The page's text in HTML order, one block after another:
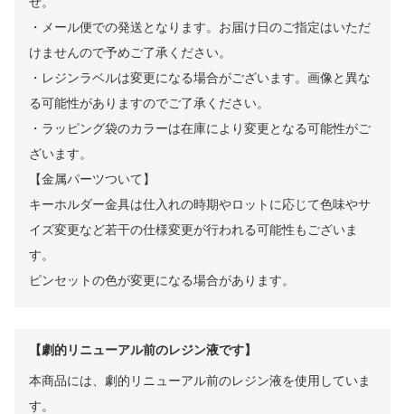
・メール便での発送となります。お届け日のご指定はいただ
けませんので予めご了承ください。
・レジンラベルは変更になる場合がございます。画像と異な
る可能性がありますのでご了承ください。
・ラッピング袋のカラーは在庫により変更となる可能性がご
ざいます。
【金属パーツついて】
キーホルダー金具は仕入れの時期やロットに応じて色味やサ
イズ変更など若干の仕様変更が行われる可能性もございま
す。
ピンセットの色が変更になる場合があります。
【劇的リニューアル前のレジン液です】
本商品には、劇的リニューアル前のレジン液を使用していま
す。